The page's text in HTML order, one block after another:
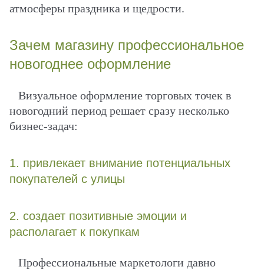
атмосферы праздника и щедрости.
Зачем магазину профессиональное
новогоднее оформление
Визуальное оформление торговых точек в
новогодний период решает сразу несколько
бизнес-задач:
1. привлекает внимание потенциальных
покупателей с улицы
2. создает позитивные эмоции и
располагает к покупкам
Профессиональные маркетологи давно